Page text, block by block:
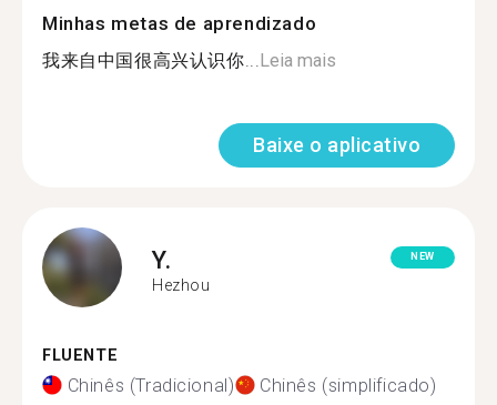
Minhas metas de aprendizado
我来自中国很高兴认识你...Leia mais
Baixe o aplicativo
Y.
Hezhou
NEW
FLUENTE
Chinês (Tradicional) Chinês (simplificado)